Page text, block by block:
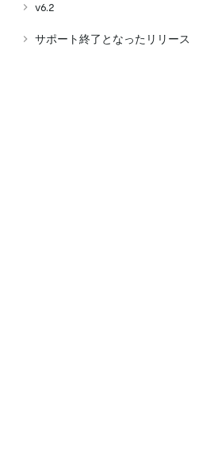
v6.2
サポート終了となったリリース